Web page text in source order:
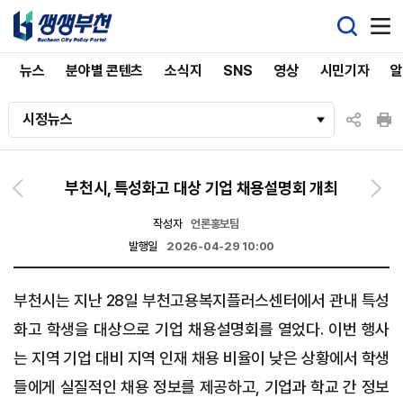
뉴스 분야별 콘텐츠 소식지 SNS 영상 시민기자
시정뉴스
부천시, 특성화고 대상 기업 채용설명회 개최
작성자
언론홍보팀
발행일
2026-04-29 10:00
부천시는 지난 28일 부천고용복지플러스센터에서 관내 특성
화고 학생을 대상으로 기업 채용설명회를 열었다. 이번 행사
는 지역 기업 대비 지역 인재 채용 비율이 낮은 상황에서 학생
들에게 실질적인 채용 정보를 제공하고, 기업과 학교 간 정보